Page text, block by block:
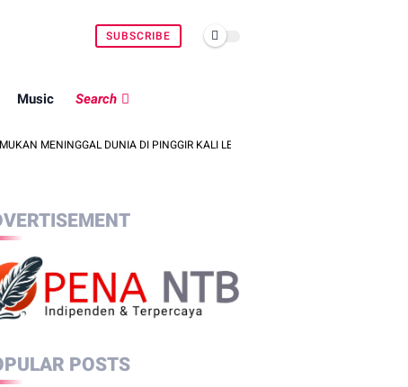
SUBSCRIBE
Music Search
DUNIA DI PINGGIR KALI LEMBAR SAAT MENCARI BELUT
POSTS